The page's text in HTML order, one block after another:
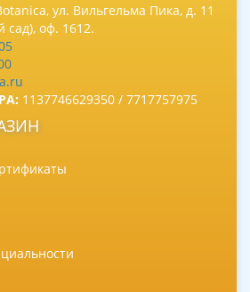
ул. Вильгельма Пика, д. 11
сад), оф. 1612.
1137746629350 / 7717757975